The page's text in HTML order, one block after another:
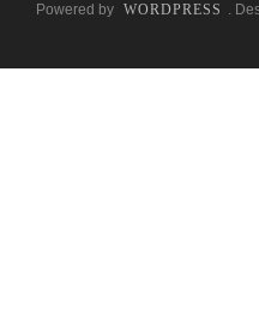
Powered by WORDPRESS .